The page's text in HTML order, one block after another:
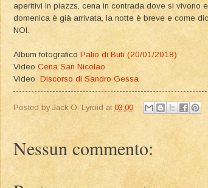
aperitivi in piazzs, cena in contrada dove si vivono
domenica è già arrivata, la notte è breve e come
NOI.
Album fotografico Palio di Buti (20/01/2018)
Video Cena San Nicolao
Video Discorso di Sandro Gessa
Posted by Jack O. Lyroid at 03:00
Nessun commento: